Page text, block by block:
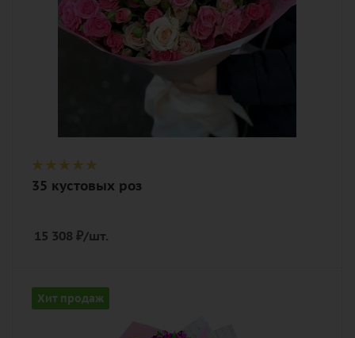
упаковка
35 кустовых роз
15 308 ₽/шт.
Хит продаж
Цвет
желтый, розовый